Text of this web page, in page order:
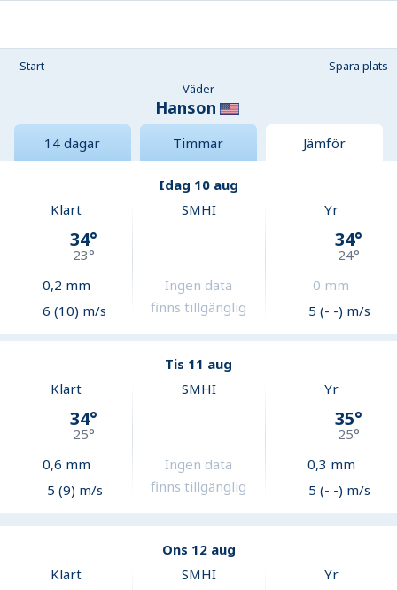
Start
Spara plats
Väder
Hanson
14 dagar Timmar Jämför
Idag 10 aug
Klart
34°
23°
0,2 mm
6 (10) m/s
SMHI
Ingen data
finns tillgänglig
Yr
34°
24°
0 mm
5 (- -) m/s
Tis 11 aug
Klart
34°
25°
0,6 mm
5 (9) m/s
SMHI
Ingen data
finns tillgänglig
Yr
35°
25°
0,3 mm
5 (- -) m/s
Ons 12 aug
Klart
SMHI Yr